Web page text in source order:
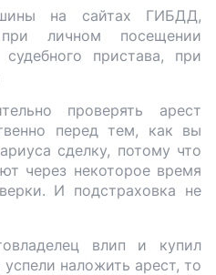
на сайтах ГИБДД,
личном посещении
пристава, при
проверять арест
перед тем, как вы
сделку, потому что
через некоторое время
И подстраховка не
влип и купил
наложить арест, то